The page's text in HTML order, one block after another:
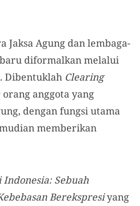
Agung dan lembaga-
diformalkan melalui
Dibentuklah Clearing
anggota yang
dengan fungsi utama
memberikan
Sebuah
Berekspresiyang